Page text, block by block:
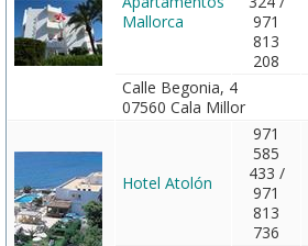
Mallorca
971
813
208
Calle Begonia, 4
07560 Cala Millor
Hotel Atolón
971
585
433 /
971
813
736